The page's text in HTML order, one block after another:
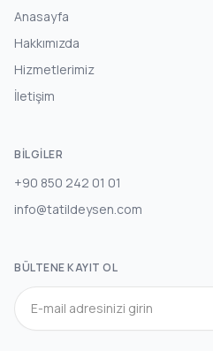
Anasayfa
Hakkımızda
Hizmetlerimiz
İletişim
BILGILER
+90 850 242 01 01
info@tatildeysen.com
BÜLTENE KAYIT OL